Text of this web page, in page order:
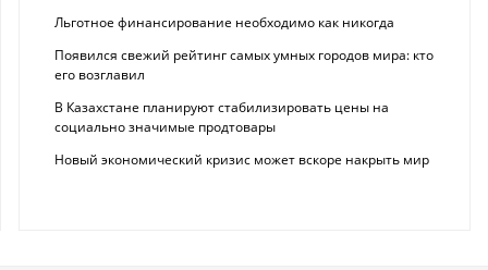
Льготное финансирование необходимо как никогда
Появился свежий рейтинг самых умных городов мира: кто
его возглавил
В Казахстане планируют стабилизировать цены на
социально значимые продтовары
Новый экономический кризис может вскоре накрыть мир